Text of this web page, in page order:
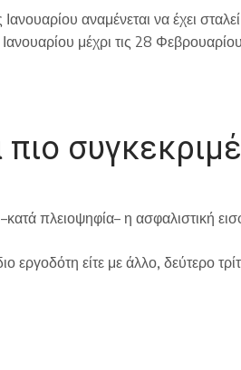
Ιανουαρίου αναμένεται να έχει
μέχρι τις 28
πλειοψηφία– η ασφαλιστική
εργοδότη είτε με άλλο, δεύτερο